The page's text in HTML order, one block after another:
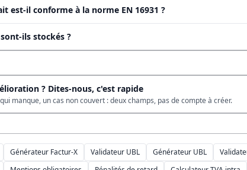
est-il conforme à la norme EN 16931 ?
ils stockés ?
? Dites-nous, c'est rapide
manque, un cas non couvert : deux champs, pas de compte à créer.
Générateur Factur-X Validateur UBL Générateur UBL